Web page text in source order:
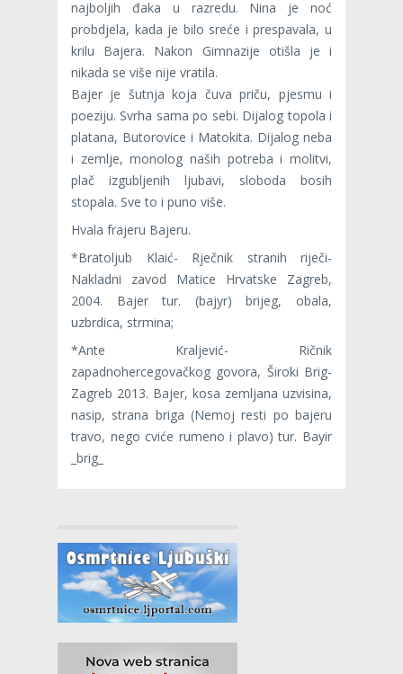
najboljih đaka u razredu. Nina je noć
probdjela, kada je bilo sreće i prespavala, u
krilu Bajera. Nakon Gimnazije otišla je i
nikada se više nije vratila.
Bajer je šutnja koja čuva priču, pjesmu i
poeziju. Svrha sama po sebi. Dijalog topola i
platana, Butorovice i Matokita. Dijalog neba
i zemlje, monolog naših potreba i molitvi,
plač izgubljenih ljubavi, sloboda bosih
stopala. Sve to i puno više.
Hvala frajeru Bajeru.
*Bratoljub Klaić- Rječnik stranih riječi-
Nakladni zavod Matice Hrvatske Zagreb,
2004. Bajer tur. (bajyr) brijeg, obala,
uzbrdica, strmina;
*Ante Kraljević- Ričnik
zapadnohercegovačkog govora, Široki Brig-
Zagreb 2013. Bajer, kosa zemljana uzvisina,
nasip, strana briga (Nemoj resti po bajeru
travo, nego cviće rumeno i plavo) tur. Bayir
_brig_